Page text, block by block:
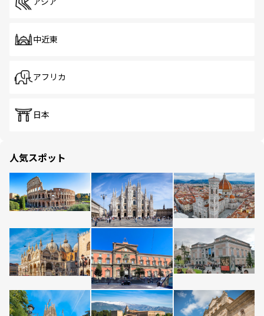
中近東
アフリカ
日本
人気スポット